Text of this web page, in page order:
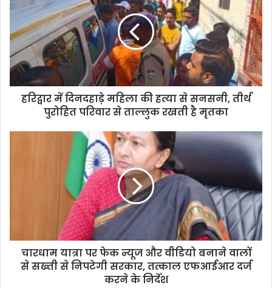
a
l
a
हरिद्वार में दिनदहाड़े महिला की हत्या से सनसनी, तीर्थ
पुरोहित परिवार से ताल्लुक रखती है मृतका
चारधाम यात्रा पर फेक न्यूज और वीडियो बनाने वालों
से सख्ती से निपटेगी सरकार, तत्काल एफआईआर दर्ज
करने के निर्देश